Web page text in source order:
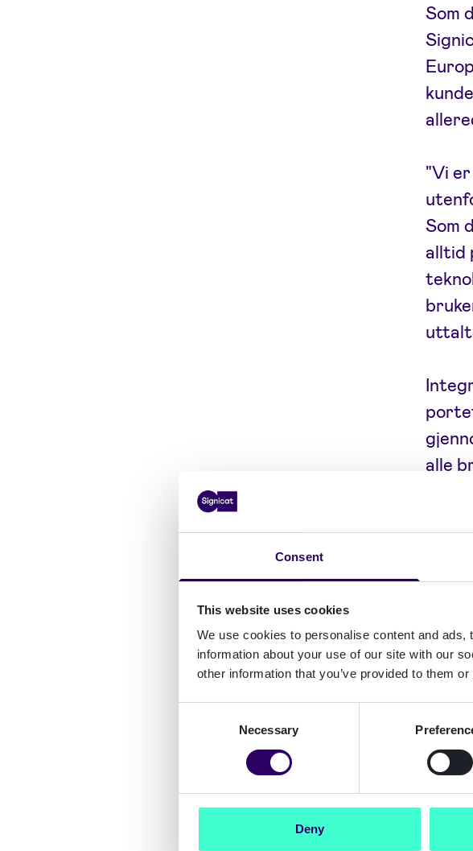
Consent
This website uses cookies
We use cookies to personalise content and
information about your use of our site with our
other information that you’ve provided to them
Necessary
Deny
Som
"Vi
Som
alltid
alle
tråd